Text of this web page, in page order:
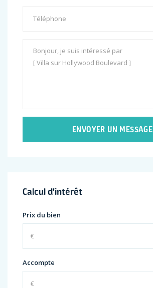
ENVOYER UN MESSAGE
Calcul d’intérêt
Prix du bien
Accompte